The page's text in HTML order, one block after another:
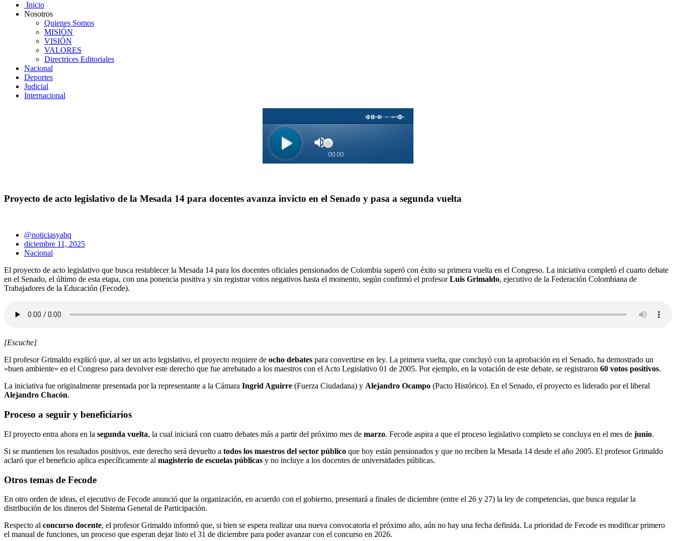
Inicio
Nosotros
Quienes Somos
MISIÓN
VISIÓN
VALORES
Directrices Editoriales
Nacional
Deportes
Judicial
Internacional
Proyecto de acto legislativo de la Mesada 14 para docentes avanza invicto en el Senado y pasa a segunda vuelta
@noticiasyabq
diciembre 11, 2025
Nacional
El proyecto de acto legislativo que busca restablecer la Mesada 14 para los docentes oficiales pensionados de Colombia superó con éxito su primera vuelta en el Congreso. La iniciativa completó el cuarto debate
en el Senado, el último de esta etapa, con una ponencia positiva y sin registrar votos negativos hasta el momento, según confirmó el profesorLuis Grimaldo, ejecutivo de la Federación Colombiana de
Trabajadores de la Educación (Fecode).
[Escuche]
El profesor Grimaldo explicó que, al ser un acto legislativo, el proyecto requiere de ocho debates para convertirse en ley. La primera vuelta, que concluyó con la aprobación en el Senado, ha demostrado un
«buen ambiente» en el Congreso para devolver este derecho que fue arrebatado a los maestros con el Acto Legislativo 01 de 2005. Por ejemplo, en la votación de este debate, se registraron 60 votos positivos.
La iniciativa fue originalmente presentada por la representante a la Cámara Ingrid Aguirre (Fuerza Ciudadana) y Alejandro Ocampo (Pacto Histórico). En el Senado, el proyecto es liderado por el liberal
Alejandro Chacón.
Proceso a seguir y beneficiarios
El proyecto entra ahora en la segunda vuelta, la cual iniciará con cuatro debates más a partir del próximo mes de marzo. Fecode aspira a que el proceso legislativo completo se concluya en el mes de junio.
Si se mantienen los resultados positivos, este derecho será devuelto a todos los maestros del sector público que hoy están pensionados y que no reciben la Mesada 14 desde el año 2005. El profesor Grimaldo
aclaró que el beneficio aplica específicamente al magisterio de escuelas públicas y no incluye a los docentes de universidades públicas.
Otros temas de Fecode
En otro orden de ideas, el ejecutivo de Fecode anunció que la organización, en acuerdo con el gobierno, presentará a finales de diciembre (entre el 26 y 27) la ley de competencias, que busca regular la
distribución de los dineros del Sistema General de Participación.
Respecto al concurso docente, el profesor Grimaldo informó que, si bien se espera realizar una nueva convocatoria el próximo año, aún no hay una fecha definida. La prioridad de Fecode es modificar primero
el manual de funciones, un proceso que esperan dejar listo el 31 de diciembre para poder avanzar con el concurso en 2026.